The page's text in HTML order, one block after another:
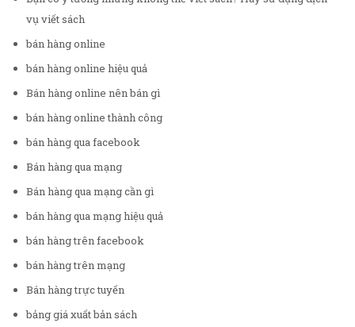
vụ viết sách
bán hàng online
bán hàng online hiệu quả
Bán hàng online nên bán gì
bán hàng online thành công
bán hàng qua facebook
Bán hàng qua mạng
Bán hàng qua mạng cần gì
bán hàng qua mạng hiệu quả
bán hàng trên facebook
bán hàng trên mạng
Bán hàng trực tuyến
bảng giá xuất bản sách